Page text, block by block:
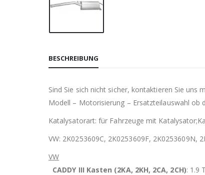
BESCHREIBUNG
Sind Sie sich nicht sicher, kontaktieren Sie
Modell – Motorisierung – Ersatzteilauswahl ob
Katalysatorart: für Fahrzeuge mit
VW: 2K0253609C, 2K0253609F, 2K0253609N,
VW
CADDY III Kasten (2KA, 2KH, 2CA, 2CH): 1.9